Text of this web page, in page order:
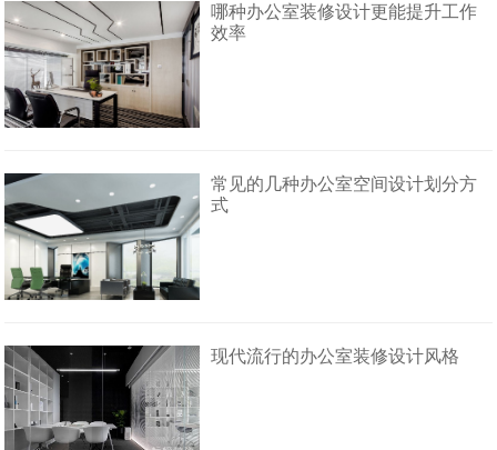
哪种办公室装修设计更能提升工作
效率
常见的几种办公室空间设计划分方
式
现代流行的办公室装修设计风格